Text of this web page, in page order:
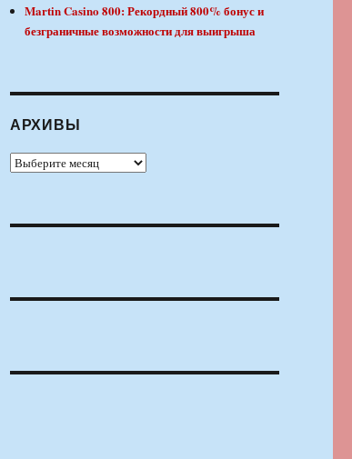
Martin Casino 800: Рекордный 800% бонус и
безграничные возможности для выигрыша
АРХИВЫ
Архивы